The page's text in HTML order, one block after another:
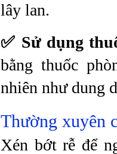
lây lan.
✅ Sử dụng
bằng thuốc
nhiên như dung
Thường xuyên
Xén bớt rễ để